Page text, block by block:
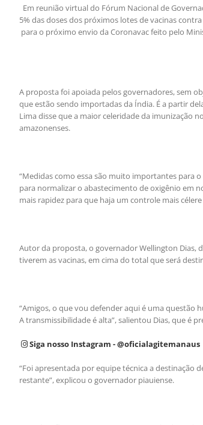
Em reunião virtual do Fórum Nacional de
5% das doses dos próximos lotes de vacinas
para o próximo envio da Coronavac feito pelo
A proposta foi apoiada pelos governadores, sem
que estão sendo importadas da Índia. É a partir
Lima disse que a maior celeridade da imunização
amazonenses.
“Medidas como essa são muito importantes para
para normalizar o abastecimento de oxigênio em
mais rapidez para que haja um controle mais
Autor da proposta, o governador Wellington Dias,
tiverem as vacinas, em cima do total que será
“Amigos, o que vou defender aqui é uma questão
A transmissibilidade é alta”, salientou Dias, que é
Siga nosso Instagram - @oficialagitemanaus
“Foi apresentada por equipe técnica a destinação
restante”, explicou o governador piauiense.